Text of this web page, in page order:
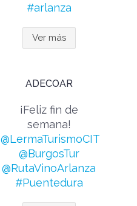
#arlanza
Ver más
ADECOAR
¡Feliz fin de
semana!
@LermaTurismoCIT
@BurgosTur
@RutaVinoArlanza
#Puentedura